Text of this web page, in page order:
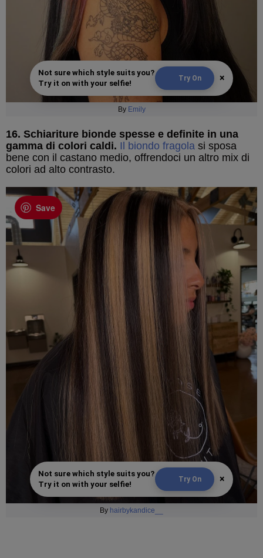
Not sure which style suits you?
Try it on with your selfie!
Try On ×
By Emily
16. Schiariture bionde spesse e definite in una
gamma di colori caldi. Il biondo fragola si sposa
bene con il castano medio, offrendoci un altro mix di
colori ad alto contrasto.
Save
Not sure which style suits you?
Try it on with your selfie!
Try On ×
By hairbykandice__